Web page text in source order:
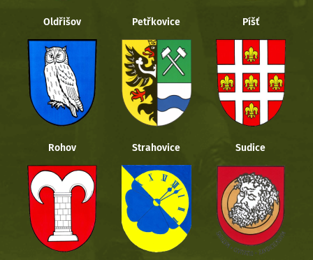
Oldřišov Petřkovice Píšť
Rohov Strahovice Sudice